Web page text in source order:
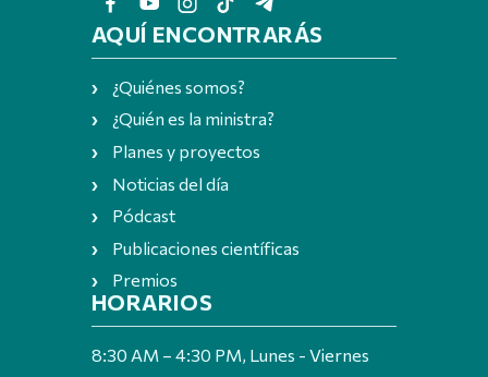
AQUÍ ENCONTRARÁS
¿Quiénes somos?
¿Quién es la ministra?
Planes y proyectos
Noticias del día
Pódcast
Publicaciones científicas
Premios
HORARIOS
8:30 AM – 4:30 PM, Lunes - Viernes